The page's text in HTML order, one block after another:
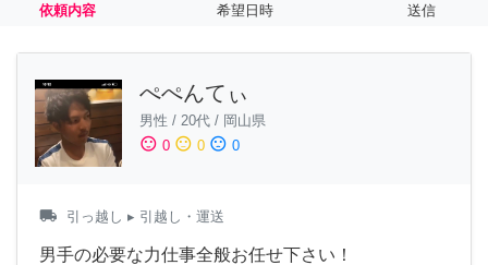
依頼内容 希望日時 送信
ぺぺんてぃ
男性 / 20代 / 岡山県
sentiment_satisfied 0 sentiment_neutral 0 sentiment_dissatisfied 0
local_shipping 引っ越し ▸ 引越し・運送
男手の必要な力仕事全般お任せ下さい！